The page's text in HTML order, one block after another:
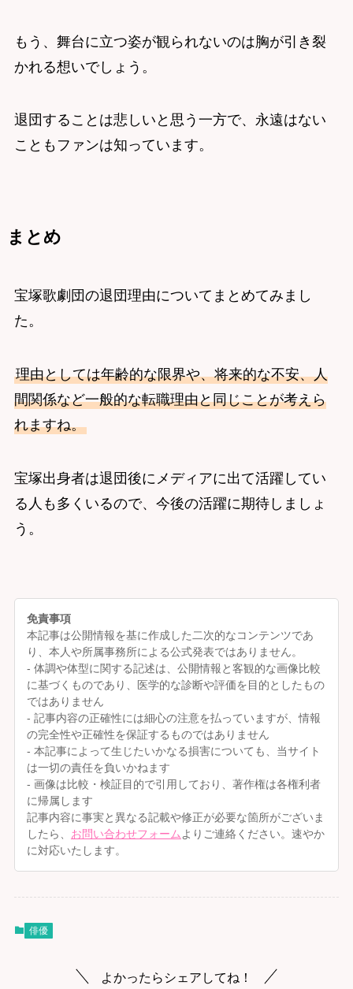
もう、舞台に立つ姿が観られないのは胸が引き裂
かれる想いでしょう。
退団することは悲しいと思う一方で、永遠はない
こともファンは知っています。
まとめ
宝塚歌劇団の退団理由についてまとめてみまし
た。
理由としては年齢的な限界や、将来的な不安、人
間関係など一般的な転職理由と同じことが考えら
れますね。
宝塚出身者は退団後にメディアに出て活躍してい
る人も多くいるので、今後の活躍に期待しましょ
う。
免責事項
本記事は公開情報を基に作成した二次的なコンテンツであ
り、本人や所属事務所による公式発表ではありません。
- 体調や体型に関する記述は、公開情報と客観的な画像比較
に基づくものであり、医学的な診断や評価を目的としたもの
ではありません
- 記事内容の正確性には細心の注意を払っていますが、情報
の完全性や正確性を保証するものではありません
- 本記事によって生じたいかなる損害についても、当サイト
は一切の責任を負いかねます
- 画像は比較・検証目的で引用しており、著作権は各権利者
に帰属します
記事内容に事実と異なる記載や修正が必要な箇所がございま
したら、 お問い合わせフォーム よりご連絡ください。速やか
に対応いたします。
俳優
よかったらシェアしてね！